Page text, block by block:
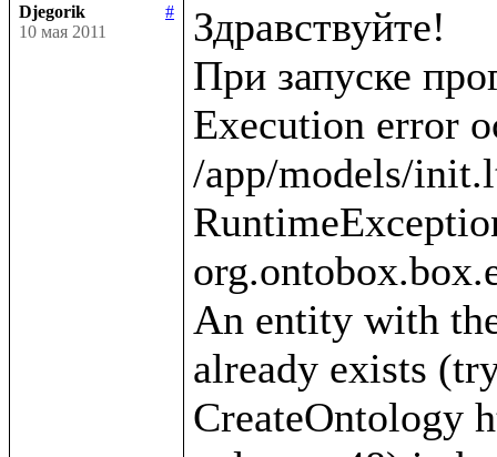
Djegorik
#
10 мая 2011
Здравствуйте!
При запуске
Execution error
/app/models/
An entity with
already exists
CreateOntology